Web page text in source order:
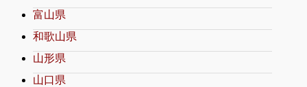
富山県
和歌山県
山形県
山口県